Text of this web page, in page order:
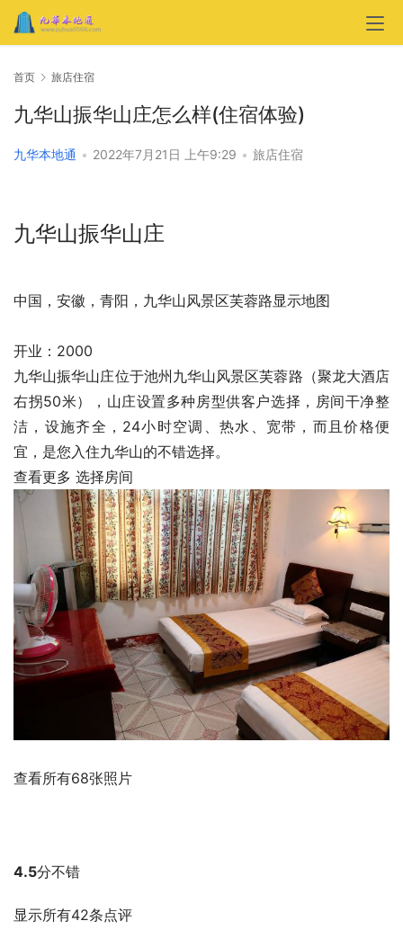
首页 旅店住宿
九华山振华山庄怎么样(住宿体验)
九华本地通 • 2022年7月21日 上午9:29 • 旅店住宿
九华山振华山庄
中国，安徽，青阳，九华山风景区芙蓉路显示地图
开业：2000
九华山振华山庄位于池州九华山风景区芙蓉路（聚龙大酒店
右拐50米），山庄设置多种房型供客户选择，房间干净整
洁，设施齐全，24小时空调、热水、宽带，而且价格便
宜，是您入住九华山的不错选择。
查看更多 选择房间
查看所有68张照片
4.5分不错
显示所有42条点评